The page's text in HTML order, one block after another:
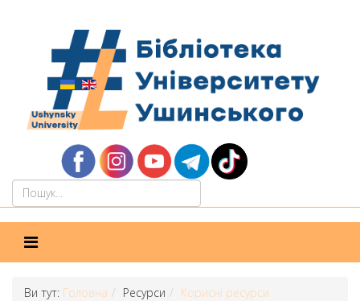
Ви тут: Головна Ресурси
Корисні ресурси